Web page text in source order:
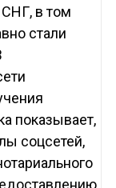
в том
стали
показывает,
соцсетей,